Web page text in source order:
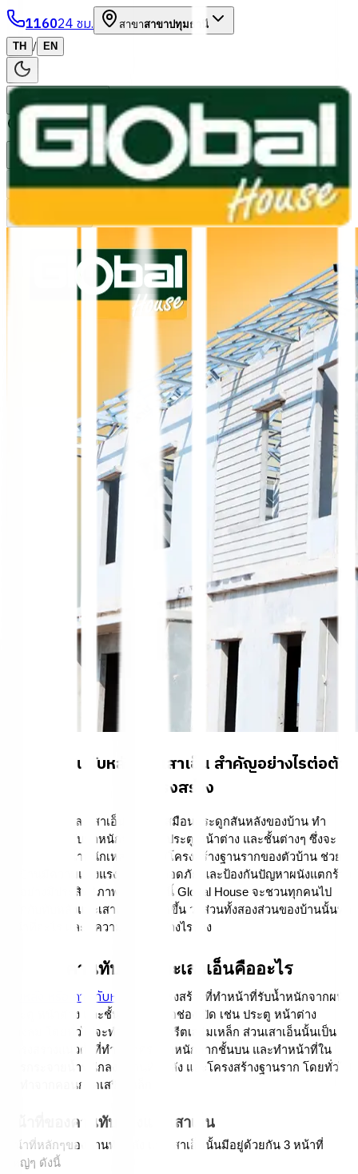
116024 ชม. สาขาสาขาปทุมธานี
TH
/ EN
หมวดหมู่สินค้า
ค้นหา
บัญชีของฉัน ตะกร้าสินค้า
Previous slide
รู้จักกับคานทับหลังและเสาเอ็น สำคัญอย่างไรต่อตัว
โครงสร้าง
คานทับหลัง และเสาเอ็น เปรียบเสมือนกระดูกสันหลังของบ้าน ทำ
หน้าที่ในการรับน้ำหนักจากผนัง ประตู หน้าต่าง และชั้นต่างๆ ซึ่งจะ
ช่วยกระจายน้ำหนักเหล่านั้นลงสู่โครงสร้างฐานรากของตัวบ้าน ช่วย
ให้บ้านมีความแข็งแรง มั่นคง ปลอดภัย และป้องกันปัญหาผนังแตกร้าว
ได้อย่างมีประสิทธิภาพ บทความนี้ Global House จะชวนทุกคนไป
รู้จักกับทับหลังและเสาเอ็นให้มากขึ้น ว่าส่วนทั้งสองส่วนของบ้านนั้นทำ
หน้าที่อะไร และมีความสำคัญอย่างไรบ้าง
คานทับหลังและเสาเอ็นคืออะไร
ทับหลัง หรือ คานทับหลัง
คือ โครงสร้างที่ทำหน้าที่รับน้ำหนักจากผนัง
ประตู หน้าต่าง และชั้นต่างๆ เหนือช่องเปิด เช่น ประตู หน้าต่าง
ช่องลม โดยทั่วไปจะทำจากคอนกรีตเสริมเหล็ก ส่วนเสาเอ็นนั้นเป็น
โครงสร้างแนวตั้งที่ทำหน้าที่รับน้ำหนักจากชั้นบน และทำหน้าที่ใน
การกระจายน้ำหนักลงสู่คานทับหลัง และโครงสร้างฐานราก โดยทั่วไป
จะทำจากคอนกรีตเสริมเหล็ก
หน้าที่ของคานทับหลังและเสาเอ็น
หน้าที่หลักๆของคานทับหลัง และเสาเอ็นนั้นมีอยู่ด้วยกัน 3 หน้าที่
ใหญ่ๆ ดังนี้